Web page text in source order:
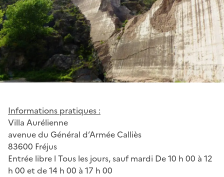
Informations pratiques :
Villa Aurélienne
avenue du Général d’Armée Calliès
83600 Fréjus
Entrée libre l Tous les jours, sauf mardi De 10 h 00 à 12
h 00 et de 14 h 00 à 17 h 00